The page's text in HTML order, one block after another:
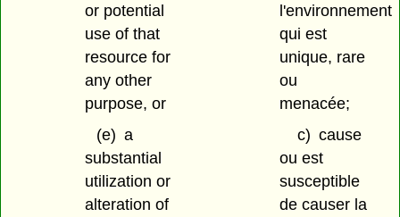
or potential
use of that
resource for
any other
purpose, or
(e) a
substantial
utilization or
alteration of
l'environnement
qui est
unique, rare
ou
menacée;
c) cause
ou est
susceptible
de causer la